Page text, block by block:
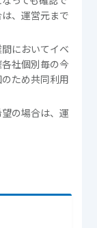
、運営元まで
においてイベ
社個別毎の今
ため共同利用
の場合は、運